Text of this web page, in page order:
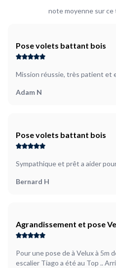
note moyenne sur
Pose volets battant bois
Mission réussie, très patient et
Adam N
Pose volets battant bois
Sympathique et prêt a aider
Bernard H
Agrandissement et pose
Pour une pose de à Velux à 5m
escalier Tiago a été au Top ..